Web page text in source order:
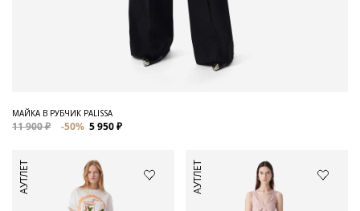
МАЙКА В РУБЧИК PALISSA
11 900 ₽ -50% 5 950 ₽
АУТЛЕТ АУТЛЕТ